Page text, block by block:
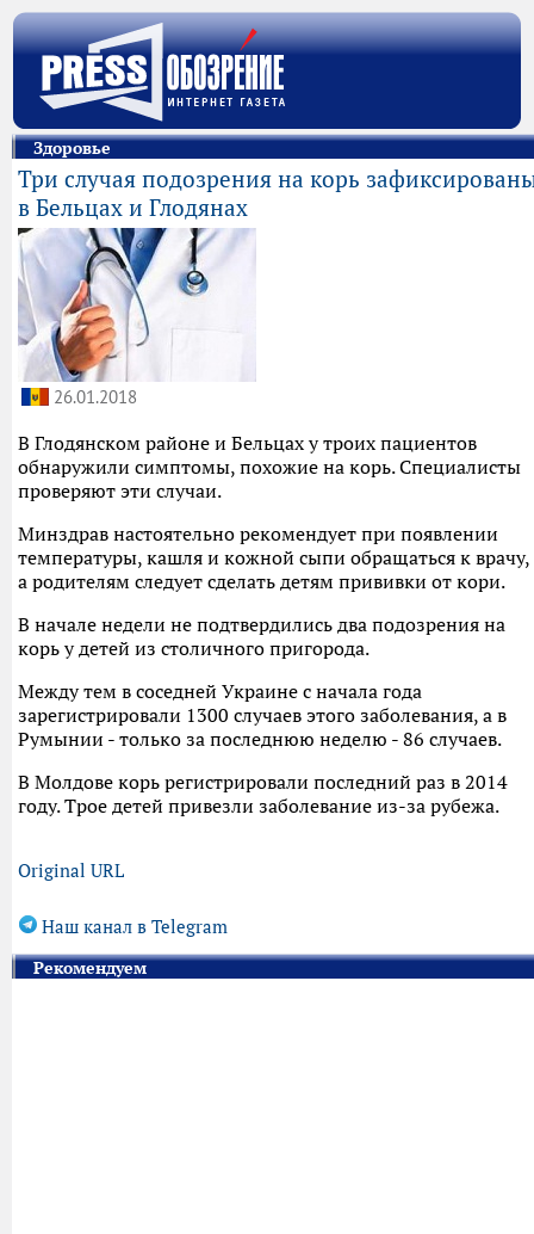
Здоровье
Три случая подозрения на корь
в Бельцах и Глодянах
26.01.2018
В Глодянском районе и Бельцах у троих пациентов
обнаружили симптомы, похожие на корь. Специалисты
проверяют эти случаи.
Минздрав настоятельно рекомендует при появлении
температуры, кашля и кожной сыпи обращаться к врачу,
а родителям следует сделать детям прививки от кори.
В начале недели не подтвердились два подозрения на
корь у детей из столичного пригорода.
Между тем в соседней Украине с начала года
зарегистрировали 1300 случаев этого заболевания, а в
Румынии - только за последнюю неделю - 86 случаев.
В Молдове корь регистрировали последний раз в 2014
году. Трое детей привезли заболевание из-за рубежа.
Original URL
Наш канал в Telegram
Рекомендуем